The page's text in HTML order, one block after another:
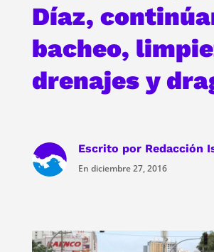
Díaz,
bacheo,
drenajes y
Escrito por Redacción
En diciembre 27, 2016